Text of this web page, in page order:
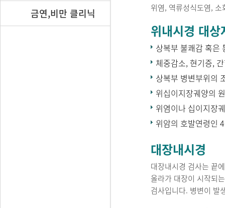
금연,비만 클리닉
위염, 역류성식도염,
위내시경 대상
상복부 불쾌감 혹은
체중감소, 현기증,
상복부 병변부위의
위십이지장궤양의
위염이나 십이지장
위암의 호발연령인
대장내시경
대장내시경 검사는 끝
올라가 대장이 시작되
검사입니다. 병변이 발